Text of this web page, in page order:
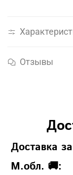
Отзывы
Доставка
М.обл. 🚚: